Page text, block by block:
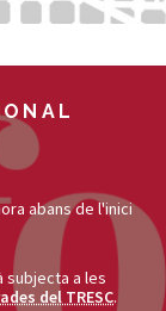
abans de l'inici
subjecta a les
del TRESC.